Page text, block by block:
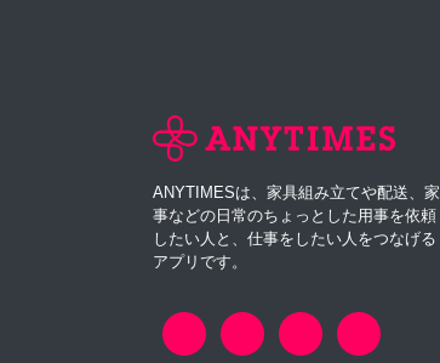
ANYTIMESは、家具組み立てや配送、家
事などの日常のちょっとした用事を依頼
したい人と、仕事をしたい人をつなげる
アプリです。